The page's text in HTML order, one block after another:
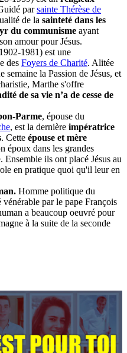
parsainte Thérèse de
de la sainteté dans les
du communisme ayant
amour pour Jésus.
1981) est une
des Foyers de Charité. Alitée
semaine la Passion de Jésus, et
Marthe s'offre
de sa vie n’a de cesse de
Parme, épouse du
, est la dernière impératrice
. Cette épouse et mère
époux dans les grandes
Ensemble ils ont placé Jésus au
en pratique quoi qu'il leur en
Homme politique du
par le pape François
a beaucoup oeuvré pour
à la suite de la seconde